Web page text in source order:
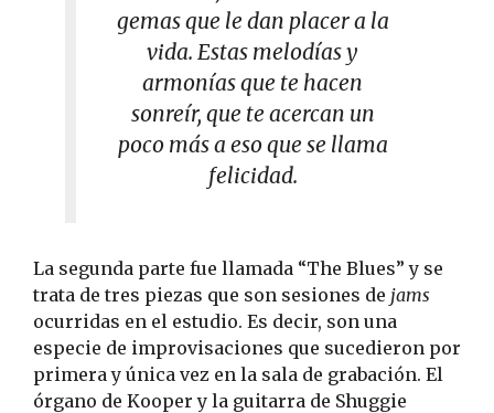
gemas que le dan placer a la
vida. Estas melodías y
armonías que te hacen
sonreír, que te acercan un
poco más a eso que se llama
felicidad.
La segunda parte fue llamada “The Blues” y se
trata de tres piezas que son sesiones de jams
ocurridas en el estudio. Es decir, son una
especie de improvisaciones que sucedieron por
primera y única vez en la sala de grabación. El
órgano de Kooper y la guitarra de Shuggie